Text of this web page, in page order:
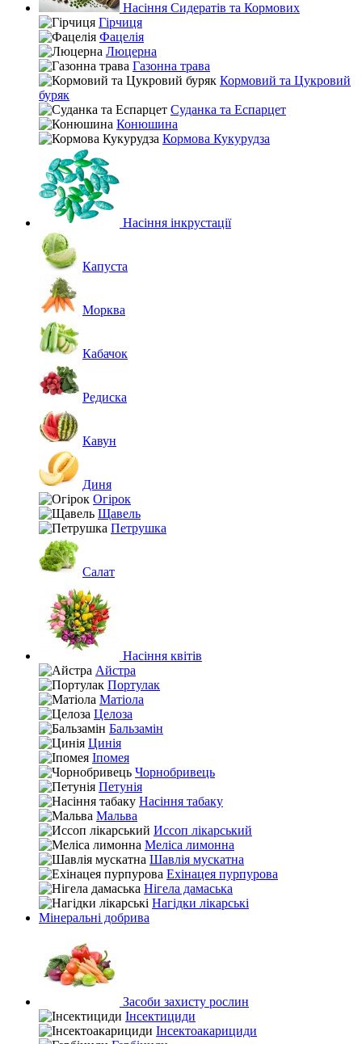
Насіння Сидератів та Кормових
Гірчиця
Фацелія
Люцерна
Газонна трава
Кормовий та Цукровий
буряк
Суданка та Еспарцет
Конюшина
Кормова Кукурудза
Насіння інкрустації
Капуста
Морква
Кабачок
Редиска
Кавун
Диня
Огірок
Щавель
Петрушка
Салат
Насіння квітів
Айстра
Портулак
Матіола
Целоза
Бальзамін
Цинія
Іпомея
Чорнобривець
Петунія
Насіння табаку
Мальва
Иссоп лікарський
Меліса лимонна
Шавлія мускатна
Ехінацея пурпурова
Нігела дамаська
Нагідки лікарські
Мінеральні добрива
Засоби захисту рослин
Інсектициди
Інсектоакарициди